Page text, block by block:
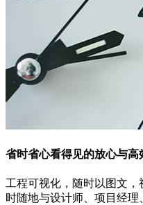
省时省心看得见的放心与高
工程可视化，随时以图文
时随地与设计师、项目经